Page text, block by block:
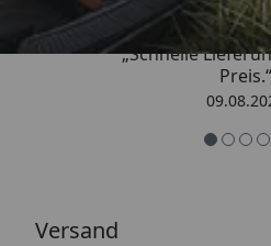
„Schnelle
Preis.“
Versand